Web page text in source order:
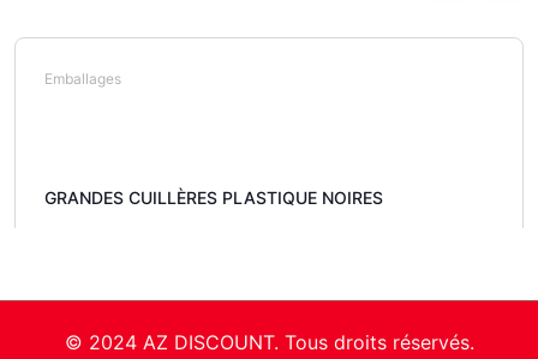
Emballages
GRANDES CUILLÈRES PLASTIQUE NOIRES
© 2024 AZ DISCOUNT. Tous droits réservés.